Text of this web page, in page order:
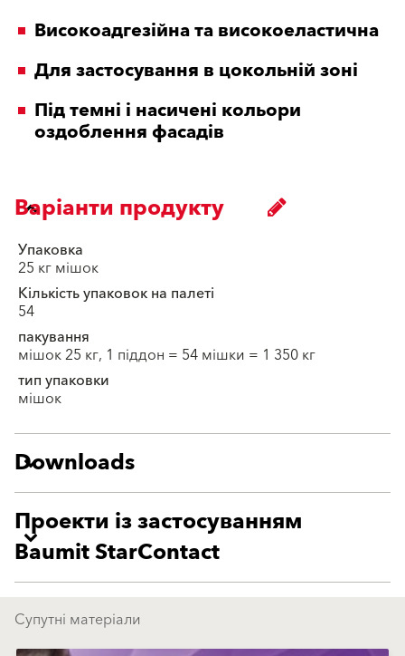
Високоадгезійна та високоеластична
Для застосування в цокольній зоні
Під темні і насичені кольори
оздоблення фасадів
Варіанти продукту
Упаковка
25 кг мішок
Кількість упаковок на палеті
54
пакування
мішок 25 кг, 1 піддон = 54 мішки = 1 350 кг
тип упаковки
мішок
Downloads
Проекти із застосуванням
Baumit StarContact
Супутні матеріали